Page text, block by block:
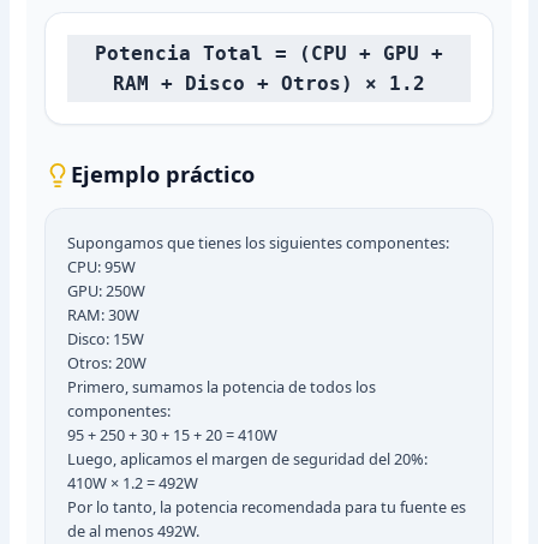
Potencia Total = (CPU + GPU +
RAM + Disco + Otros) × 1.2
Ejemplo práctico
Supongamos que tienes los siguientes componentes:
CPU: 95W
GPU: 250W
RAM: 30W
Disco: 15W
Otros: 20W
Primero, sumamos la potencia de todos los
componentes:
95 + 250 + 30 + 15 + 20 = 410W
Luego, aplicamos el margen de seguridad del 20%:
410W × 1.2 = 492W
Por lo tanto, la potencia recomendada para tu fuente es
de al menos 492W.